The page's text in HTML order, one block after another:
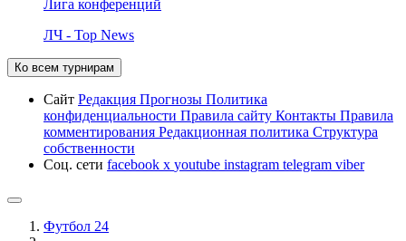
Лига конференций
ЛЧ - Top News
Ко всем турнирам
Сайт Редакция Прогнозы Политика
конфиденциальности Правила сайту Контакты Правила
комментирования Редакционная политика Структура
собственности
Соц. сети facebook x youtube instagram telegram viber
Футбол 24